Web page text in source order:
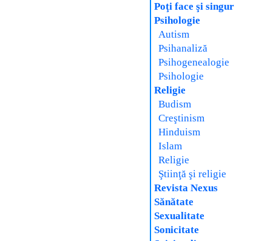
Poţi face şi singur
Psihologie
Autism
Psihanaliză
Psihogenealogie
Psihologie
Religie
Budism
Creştinism
Hinduism
Islam
Religie
Ştiinţă şi religie
Revista Nexus
Sănătate
Sexualitate
Sonicitate